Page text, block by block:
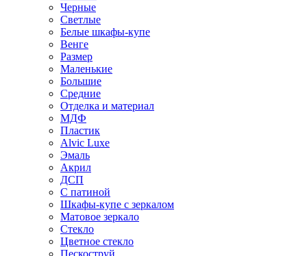
Черные
Светлые
Белые шкафы-купе
Венге
Размер
Маленькие
Большие
Средние
Отделка и материал
МДФ
Пластик
Alvic Luxe
Эмаль
Акрил
ДСП
С патиной
Шкафы-купе с зеркалом
Матовое зеркало
Стекло
Цветное стекло
Пескоструй